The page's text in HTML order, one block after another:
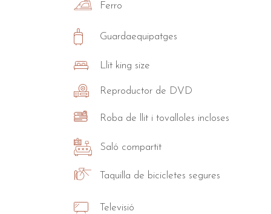
Ferro
Guardaequipatges
Llit king size
Reproductor de DVD
Roba de llit i tovalloles incloses
Saló compartit
Taquilla de bicicletes segures
Televisió